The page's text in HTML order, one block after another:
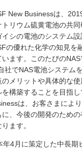
New Businessは、
リウム硫黄電池の共
イシの電池のシステム
の優れた化学の知見を
ます。このたびの
社でNAS電池システム
メリットや具体的な
構築することを目指
は、お客さまによ
、今後の開発のため
ます。
4月に策定した中長期